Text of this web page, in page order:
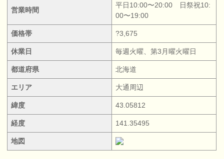
営業時間
平日10:00〜20:00 日祭祝10:
00〜19:00
価格帯 ?3,675
休業日 毎週火曜、第3月曜火曜日
都道府県 北海道
エリア 大通周辺
緯度 43.05812
経度 141.35495
地図